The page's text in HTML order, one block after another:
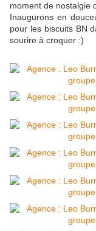
moment de nostalgie
Inaugurons en
pour les biscuits BN
sourire à croquer :)